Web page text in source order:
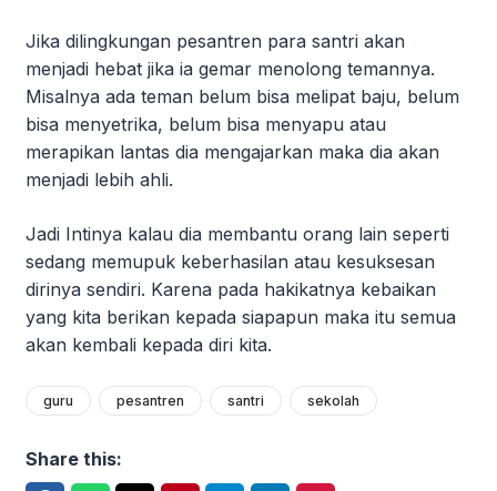
Jika dilingkungan pesantren para santri akan
menjadi hebat jika ia gemar menolong temannya.
Misalnya ada teman belum bisa melipat baju, belum
bisa menyetrika, belum bisa menyapu atau
merapikan lantas dia mengajarkan maka dia akan
menjadi lebih ahli.
Jadi Intinya kalau dia membantu orang lain seperti
sedang memupuk keberhasilan atau kesuksesan
dirinya sendiri. Karena pada hakikatnya kebaikan
yang kita berikan kepada siapapun maka itu semua
akan kembali kepada diri kita.
guru pesantren santri sekolah
Share this: